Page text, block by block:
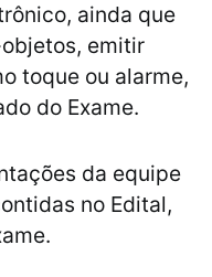
ainda que
emitir
toque ou alarme,
do Exame.
da equipe
no Edital,